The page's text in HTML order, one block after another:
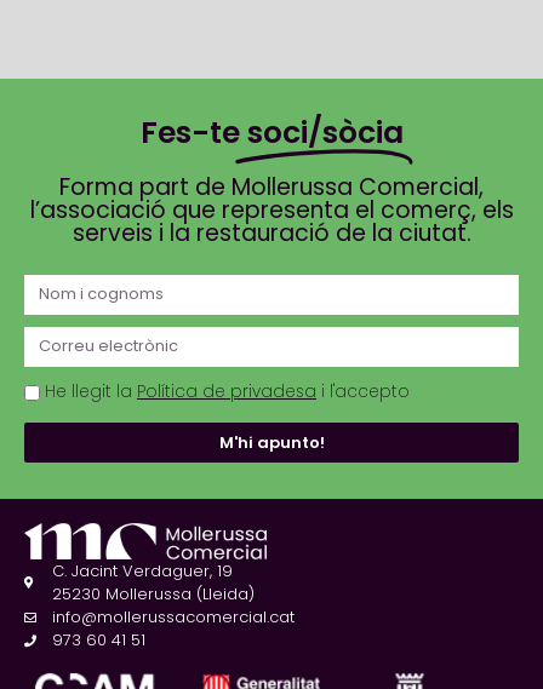
Fes-tesoci/sòcia
Forma part de Mollerussa Comercial,
l’associació que representa el comerç, els
serveis i la restauració de la ciutat.
He llegit la Política de privadesa i l'accepto
M'hi apunto!
C. Jacint Verdaguer, 19
25230 Mollerussa (Lleida)
info@mollerussacomercial.cat
973 60 41 51